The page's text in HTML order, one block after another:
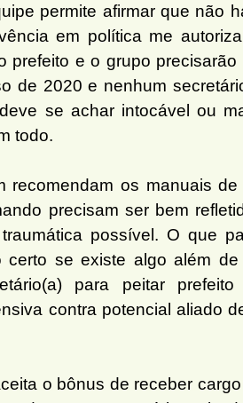
permite afirmar que não
em política me
prefeito e o grupo precisarão
de 2020 e nenhum
se achar intocável ou
todo.
recomendam os manuais
precisam ser bem
possível. O que
certo se existe algo além de
para peitar
contra potencial aliado
o bônus de receber